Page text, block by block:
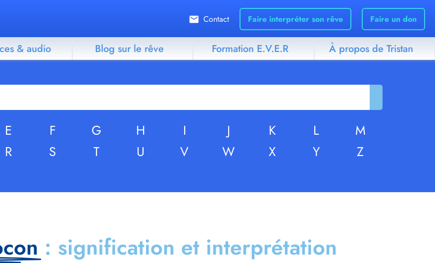
Contact Faire interpréter son rêve Faire un don
& audio Blog sur le rêve Formation E.V.E.R À propos de Tristan
E F G H I J K L
M
R S T U V W X Y Z
: signification et interprétation